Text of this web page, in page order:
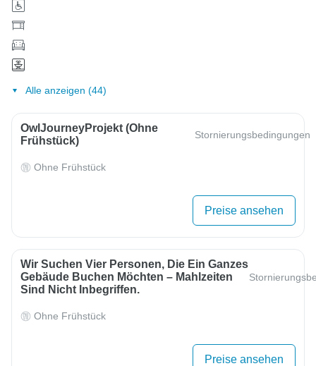
Alle anzeigen (44)
OwlJourneyProjekt (ohne
Frühstück)
Stornierungsbedingungen
Ohne Frühstück
Preise ansehen
Wir Suchen Vier Personen, Die Ein Ganzes
Gebäude Buchen Möchten – Mahlzeiten
Sind Nicht Inbegriffen.
Ohne Frühstück
Preise ansehen